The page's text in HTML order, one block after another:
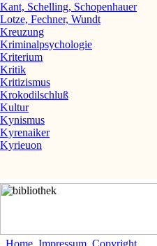
Kant, Schelling, Schopenhauer
Lotze, Fechner, Wundt
Kreuzung
Kriminalpsychologie
Kriterium
Kritik
Kritizismus
Krokodilschluß
Kultur
Kynismus
Kyrenaiker
Kyrieuon
Home Impressum Copyright